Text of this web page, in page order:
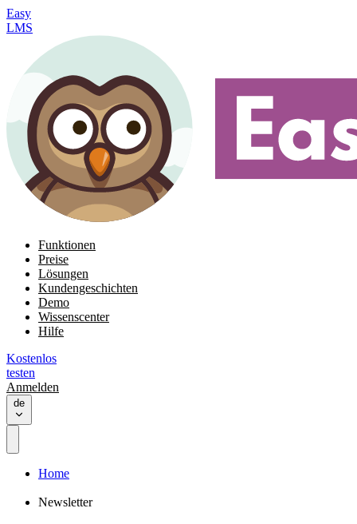
Easy
LMS
Funktionen
Preise
Lösungen
Kundengeschichten
Demo
Wissenscenter
Hilfe
Kostenlos
testen
Anmelden
de
Home
Newsletter